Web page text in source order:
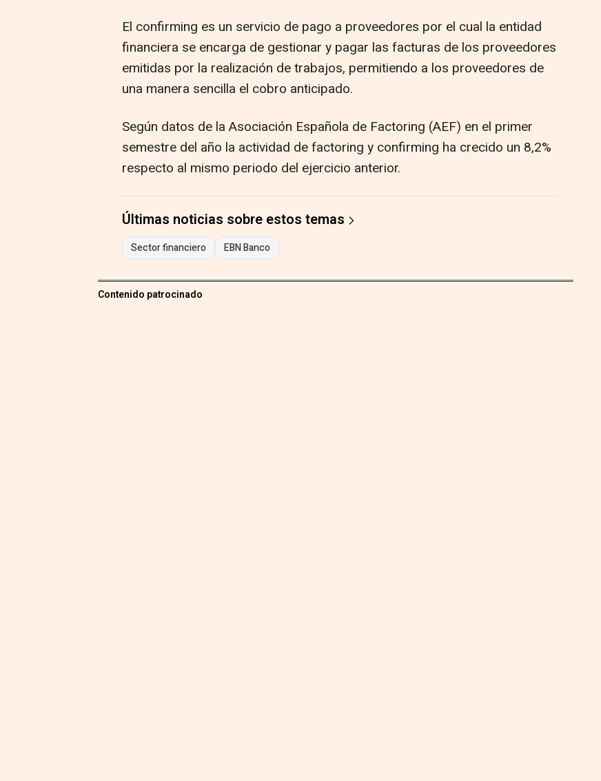
El confirming es un servicio de pago a proveedores por el cual la entidad
financiera se encarga de gestionar y pagar las facturas de los proveedores
emitidas por la realización de trabajos, permitiendo a los proveedores de
una manera sencilla el cobro anticipado.
Según datos de la Asociación Española de Factoring (AEF) en el primer
semestre del año la actividad de factoring y confirming ha crecido un 8,2%
respecto al mismo periodo del ejercicio anterior.
Últimas noticias sobre estos temas
Sector financiero EBN Banco
Contenido patrocinado